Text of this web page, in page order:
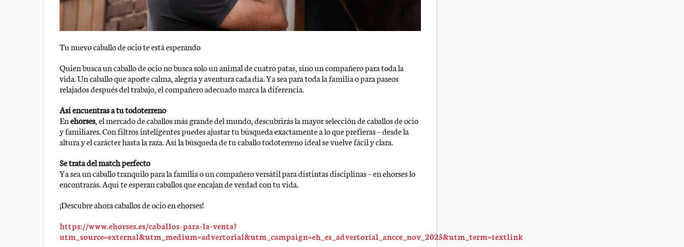
Tu nuevo caballo de ocio te está esperando
Quien busca un caballo de ocio no busca solo un animal de cuatro patas, sino un compañero para toda la
vida. Un caballo que aporte calma, alegría y aventura cada día. Ya sea para toda la familia o para paseos
relajados después del trabajo, el compañero adecuado marca la diferencia.
Así encuentras a tu todoterreno
Enehorses, el mercado de caballos más grande del mundo, descubrirás la mayor selección de caballos de ocio
y familiares. Con filtros inteligentes puedes ajustar tu búsqueda exactamente a lo que prefieras – desde la
altura y el carácter hasta la raza. Así la búsqueda de tu caballo todoterreno ideal se vuelve fácil y clara.
Se trata del match perfecto
Ya sea un caballo tranquilo para la familia o un compañero versátil para distintas disciplinas – en ehorses lo
encontrarás. Aquí te esperan caballos que encajan de verdad con tu vida.
¡Descubre ahora caballos de ocio en ehorses!
https://www.ehorses.es/caballos-para-la-venta?
utm_source=external&utm_medium=advertorial&utm_campaign=eh_es_advertorial_ancce_nov_2025&utm_term=textlink